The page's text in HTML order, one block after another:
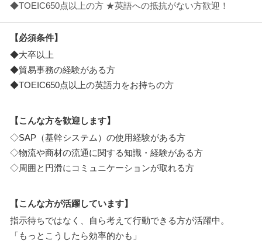
◆TOEIC650点以上の方 ★英語への抵抗がない方歓迎！
【必須条件】
◆大卒以上
◆貿易事務の経験がある方
◆TOEIC650点以上の英語力をお持ちの方
【こんな方を歓迎します】
◇SAP（基幹システム）の使用経験がある方
◇物流や商材の流通に関する知識・経験がある方
◇周囲と円滑にコミュニケーションが取れる方
【こんな方が活躍しています】
指示待ちではなく、自ら考えて行動できる方が活躍中。
「もっとこうしたら効率的かも」